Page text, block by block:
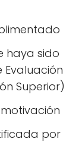
haya sido
Superior)
por